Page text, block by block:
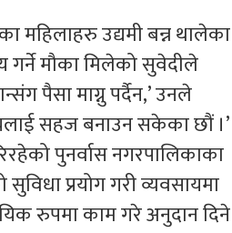
महिलाहरु उद्यमी बन्न थालेका
मौका मिलेको सुवेदीले
पैसा माग्नु पर्दैन,’ उनले
सहज बनाउन सकेका छौं ।’
पुनर्वास नगरपालिकाका
प्रयोग गरी व्यवसायमा
रुपमा काम गरे अनुदान दिने